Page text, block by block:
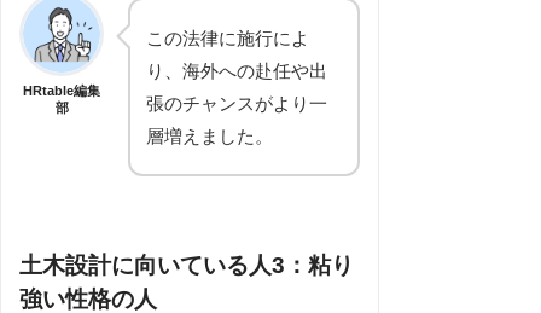
HRtable編集
部
この法律に施行によ
り、海外への赴任や出
張のチャンスがより一
層増えました。
土木設計に向いている人3：粘り
強い性格の人